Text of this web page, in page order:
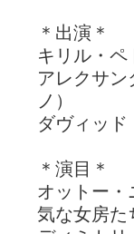
＊出演＊
キリル・ペ
アレクサ
ノ）
ダヴィッド
＊演目＊
オットー・
気な女房た